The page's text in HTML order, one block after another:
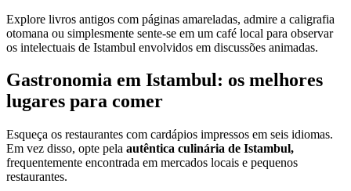
Explore livros antigos com páginas amareladas, admire a caligrafia
otomana ou simplesmente sente-se em um café local para observar
os intelectuais de Istambul envolvidos em discussões animadas.
Gastronomia em Istambul: os melhores
lugares para comer
Esqueça os restaurantes com cardápios impressos em seis idiomas.
Em vez disso, opte pela autêntica culinária de Istambul,
frequentemente encontrada em mercados locais e pequenos
restaurantes.